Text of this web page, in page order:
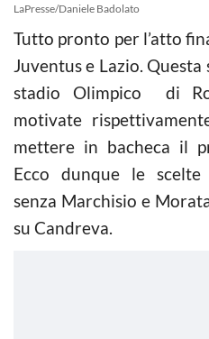
LaPresse/Daniele Badolato
Tutto pronto per l’atto
Juventus e Lazio.
stadio Olimpico di
motivate
mettere in bacheca il
Ecco dunque le
senza Marchisio e
su Candreva.